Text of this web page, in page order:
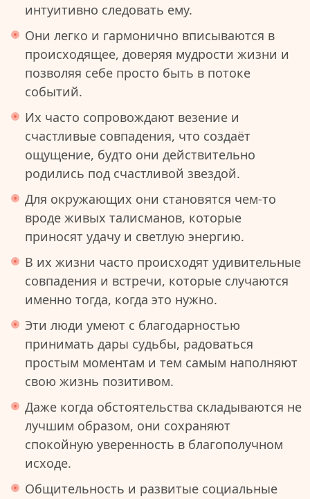
интуитивно следовать ему.
Они легко и гармонично вписываются в
происходящее, доверяя мудрости жизни и
позволяя себе просто быть в потоке
событий.
Их часто сопровождают везение и
счастливые совпадения, что создаёт
ощущение, будто они действительно
родились под счастливой звездой.
Для окружающих они становятся чем-то
вроде живых талисманов, которые
приносят удачу и светлую энергию.
В их жизни часто происходят удивительные
совпадения и встречи, которые случаются
именно тогда, когда это нужно.
Эти люди умеют с благодарностью
принимать дары судьбы, радоваться
простым моментам и тем самым наполняют
свою жизнь позитивом.
Даже когда обстоятельства складываются не
лучшим образом, они сохраняют
спокойную уверенность в благополучном
исходе.
Общительность и развитые социальные